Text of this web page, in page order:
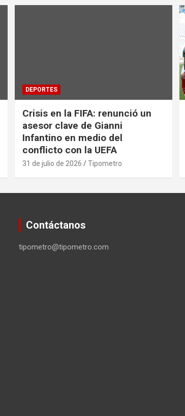
DEPORTES
Crisis en la FIFA: renunció un
asesor clave de Gianni
Infantino en medio del
conflicto con la UEFA
31 de julio de 2026 Tipometro
Contáctanos
tipometro@tipometro.com